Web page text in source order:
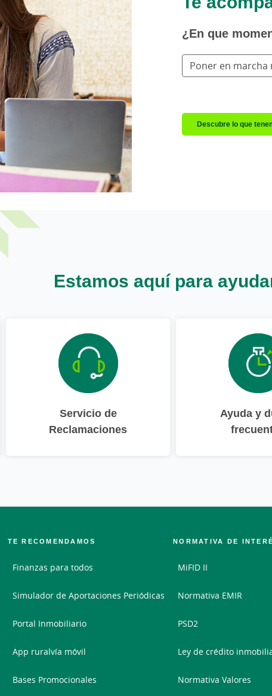
¿En que
Poner en marcha
Descubre lo que
Estamos aquí para
Servicio de
Reclamaciones
Ayuda y
TE RECOMENDAMOS
Finanzas para todos
Simulador de Aportaciones Periódicas
Portal Inmobiliario
App ruralvía móvil
Bases Promocionales
NORMATIVA DE
MiFID II
Normativa EMIR
PSD2
Ley de crédito
Normativa Valores